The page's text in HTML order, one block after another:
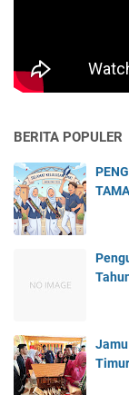
BERITA POPULER